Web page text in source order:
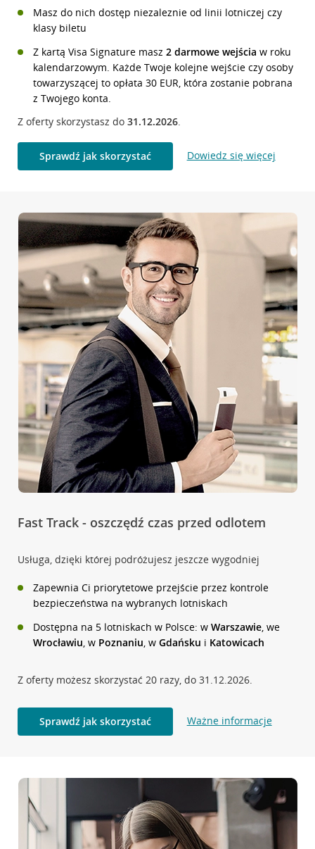
Masz do nich dostęp niezaleznie od linii lotniczej czy
klasy biletu
Z kartą Visa Signature masz 2 darmowe wejścia w roku
kalendarzowym. Każde Twoje kolejne wejście czy osoby
towarzyszącej to opłata 30 EUR, która zostanie pobrana
z Twojego konta.
Z oferty skorzystasz do 31.12.2026.
Sprawdź jak skorzystać Dowiedz się więcej
Fast Track - oszczędź czas przed odlotem
Usługa, dzięki której podróżujesz jeszcze wygodniej
Zapewnia Ci priorytetowe przejście przez kontrole
bezpieczeństwa na wybranych lotniskach
Dostępna na 5 lotniskach w Polsce: w Warszawie, we
Wrocławiu, w Poznaniu, w Gdańsku i Katowicach
Z oferty możesz skorzystać 20 razy, do 31.12.2026.
Sprawdź jak skorzystać Ważne informacje